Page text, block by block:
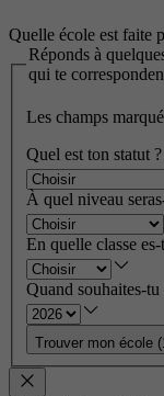
Quelle école est faite
Réponds à
qui te
Les champs
Quel est ton statut ?
À quel niveau
En quelle classe
Quand souhaites-
Trouver mon école